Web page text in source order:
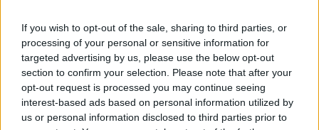
If you wish to opt-out of the sale, sharing to third parties, or
processing of your personal or sensitive information for
targeted advertising by us, please use the below opt-out
section to confirm your selection. Please note that after your
opt-out request is processed you may continue seeing
interest-based ads based on personal information utilized by
us or personal information disclosed to third parties prior to
παρέχεται σε συνεργασία με την ανώνυμη
εταιρεία του Ελληνικού Δημοσίου με την
επωνυμία «Εθνικό Δίκτυο Υποδομών
Τεχνολογίας και Έρευνας Α.Ε.» (Ε.Δ.Υ.Τ.Ε.
Α.Ε.) που εποπτεύεται από το Υπουργείο
Ψηφιακής Διακυβέρνησης.